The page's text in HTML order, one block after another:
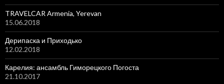
TRAVELCAR Armenia, Yerevan
15.06.2018
Дерипаска и Приходько
12.02.2018
Карелия: ансамбль Гиморецкого Погоста
21.10.2017